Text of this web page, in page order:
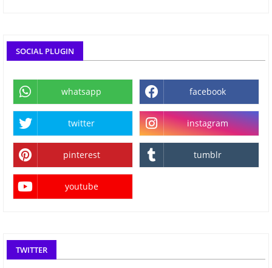
SOCIAL PLUGIN
whatsapp facebook
twitter instagram
pinterest tumblr
youtube
TWITTER